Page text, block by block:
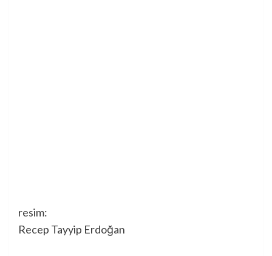
resim:
Recep Tayyip Erdoğan